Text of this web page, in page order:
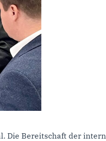
Die Bereitschaft der